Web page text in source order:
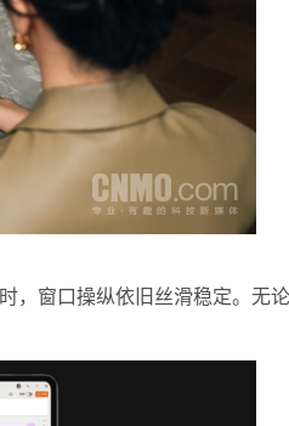
窗口操纵依旧丝滑稳定。无